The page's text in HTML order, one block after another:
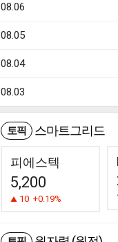
08.06
08.05
08.04
08.03
토픽 스마트그리드
피에스텍
5,200
10 +0.19%